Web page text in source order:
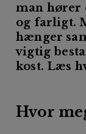
man hører
og farligt.
hænger
vigtig
kost. Læs
Hvor